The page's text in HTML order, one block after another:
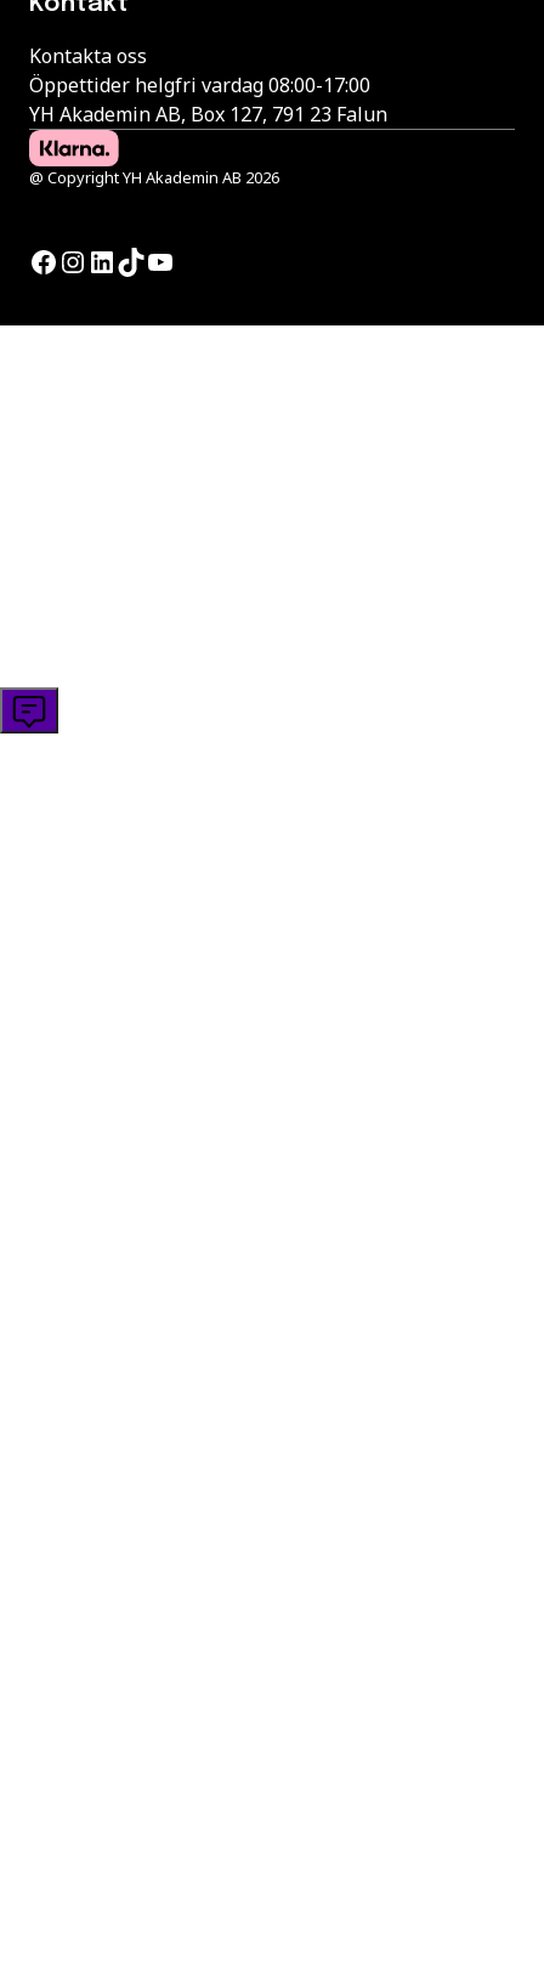
Kontakta oss
Öppettider helgfri vardag 08:00-17:00
YH Akademin AB, Box 127, 791 23 Falun
@ Copyright YH Akademin AB 2026
Facebook
Instagram
LinkedIn
TikTok
YouTube